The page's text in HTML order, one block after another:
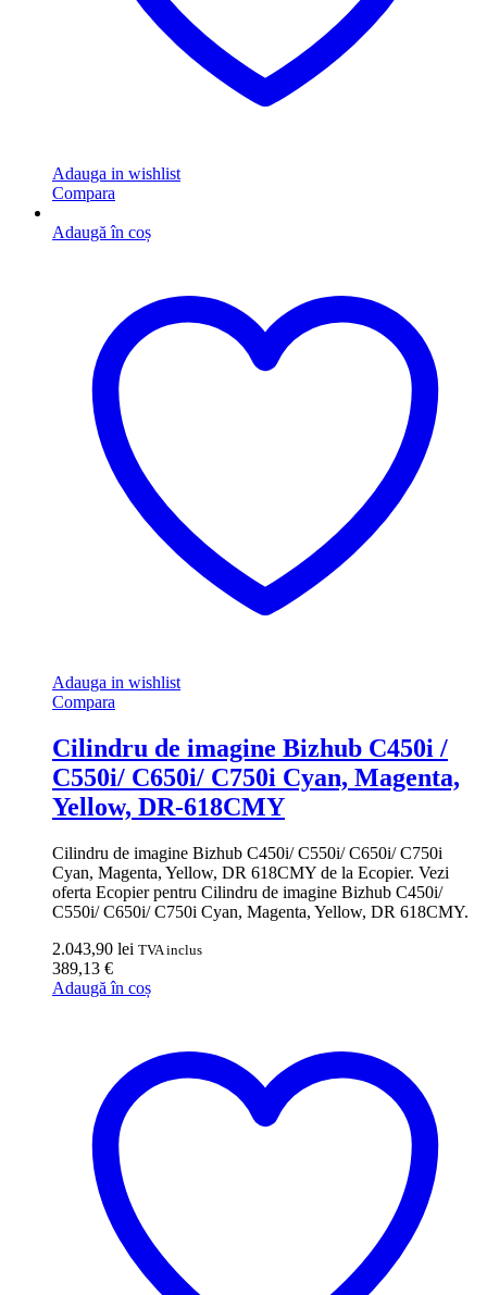
Adauga in wishlist
Compara
Adaugă în coș
Adauga in wishlist
Compara
Cilindru de imagine Bizhub C450i /
C550i/ C650i/ C750i Cyan, Magenta,
Yellow, DR-618CMY
Cilindru de imagine Bizhub C450i/ C550i/ C650i/ C750i
Cyan, Magenta, Yellow, DR 618CMY de la Ecopier. Vezi
oferta Ecopier pentru Cilindru de imagine Bizhub C450i/
C550i/ C650i/ C750i Cyan, Magenta, Yellow, DR 618CMY.
2.043,90 lei TVA inclus
389,13 €
Adaugă în coș